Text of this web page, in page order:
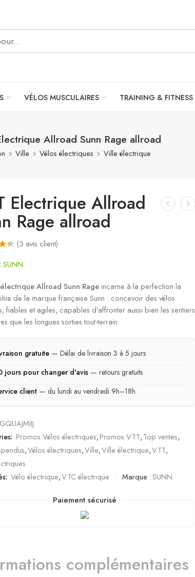
VÉLOS MUSCULAIRES TRAINING & FITNESS
Allroad Sunn Rage allroad
Ville Vélos électriques Ville électrique
Electrique Allroad
Rage allroad
(3 avis client)
SUNN
Allroad Sunn Rage incarne à la perfection la
de la marque française Sunn : concevoir des vélos
fiables et agiles, capables d’affronter aussi bien les sentiers
que les longues sorties tout-terrain.
gratuite — Délai de livraison 3 à 5 jours
jours pour changer d'avis — retours gratuits
client — du lundi au vendredi 9h–18h
Promos Vélos électriques,Promos VTT,Top ventes,
,Vélos électriques,Ville,Ville électrique,VTT,
Vélo électrique,VTC électrique Marque :SUNN
Paiement sécurisé
complémentaires